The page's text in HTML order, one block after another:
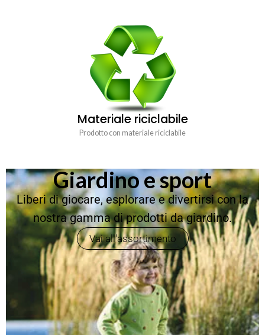
Materiale riciclabile
Prodotto con materiale riciclabile
Giardino e sport
Liberi di giocare, esplorare e divertirsi con la
nostra gamma di prodotti da giardino.
Vai all'assortimento